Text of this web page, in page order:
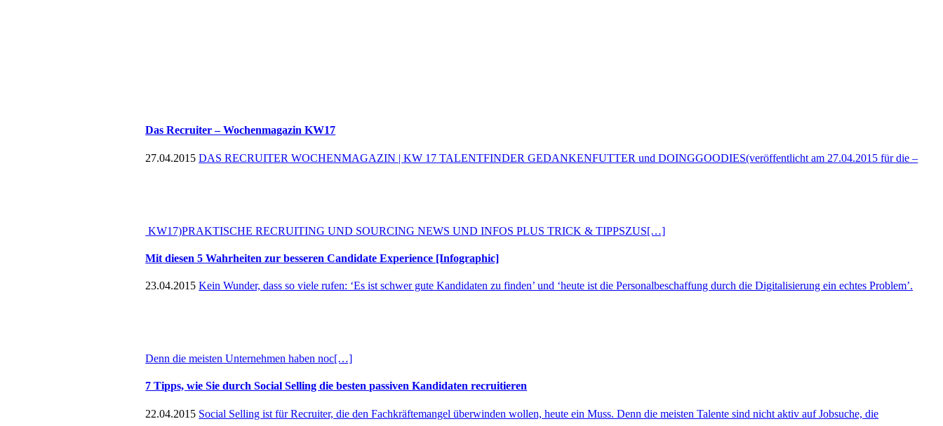
Das Recruiter – Wochenmagazin KW17
27.04.2015DAS RECRUITER WOCHENMAGAZIN | KW 17 TALENTFINDER GEDANKENFUTTER und DOINGGOODIES(veröffentlicht am 27.04.2015 für die –
KW17)PRAKTISCHE RECRUITING UND SOURCING NEWS UND INFOS PLUS TRICK & TIPPSZUS[…]
Mit diesen 5 Wahrheiten zur besseren Candidate Experience [Infographic]
23.04.2015Kein Wunder, dass so viele rufen: ‘Es ist schwer gute Kandidaten zu finden’ und ‘heute ist die Personalbeschaffung durch die Digitalisierung ein echtes Problem’.
Denn die meisten Unternehmen haben noc[…]
7 Tipps, wie Sie durch Social Selling die besten passiven Kandidaten recruitieren
22.04.2015 Social Selling ist für Recruiter, die den Fachkräftemangel überwinden wollen, heute ein Muss. Denn die meisten Talente sind nicht aktiv auf Jobsuche, die